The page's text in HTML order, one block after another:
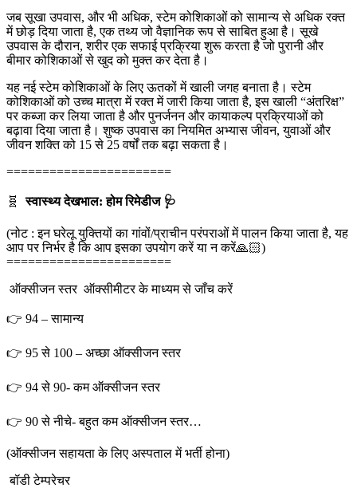
जब सूखा उपवास, और भी अधिक, स्टेम कोशिकाओं को सामान्य से अधिक रक्त
में छोड़ दिया जाता है, एक तथ्य जो वैज्ञानिक रूप से साबित हुआ है। सूखे
उपवास के दौरान, शरीर एक सफाई प्रक्रिया शुरू करता है जो पुरानी और
बीमार कोशिकाओं से खुद को मुक्त कर देता है।
यह नई स्टेम कोशिकाओं के लिए ऊतकों में खाली जगह बनाता है। स्टेम
कोशिकाओं को उच्च मात्रा में रक्त में जारी किया जाता है, इस खाली “अंतरिक्ष”
पर कब्जा कर लिया जाता है और पुनर्जनन और कायाकल्प प्रक्रियाओं को
बढ़ावा दिया जाता है। शुष्क उपवास का नियमित अभ्यास जीवन, युवाओं और
जीवन शक्ति को 15 से 25 वर्षों तक बढ़ा सकता है।
=======================
🧬स्वास्थ्य देखभाल: होम रिमेडीज 🩺
(नोट : इन घरेलू युक्तियों का गांवों/प्राचीन परंपराओं में पालन किया जाता है, यह
आप पर निर्भर है कि आप इसका उपयोग करें या न करें🙏🏻)
=======================
ऑक्सीजन स्तर ऑक्सीमीटर के माध्यम से जाँच करें
👉 94 – सामान्य
👉 95 से 100 – अच्छा ऑक्सीजन स्तर
👉 94 से 90- कम ऑक्सीजन स्तर
👉 90 से नीचे- बहुत कम ऑक्सीजन स्तर…
(ऑक्सीजन सहायता के लिए अस्पताल में भर्ती होना)
बॉडी टेम्परेचर